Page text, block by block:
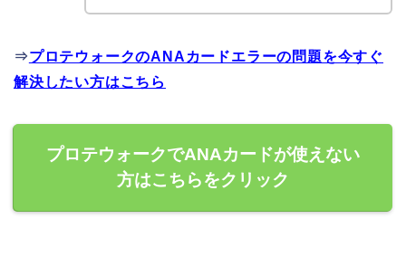
⇒プロテウォークのANAカードエラーの問題を今すぐ
解決したい方はこちら
プロテウォークでANAカードが使えない
方はこちらをクリック